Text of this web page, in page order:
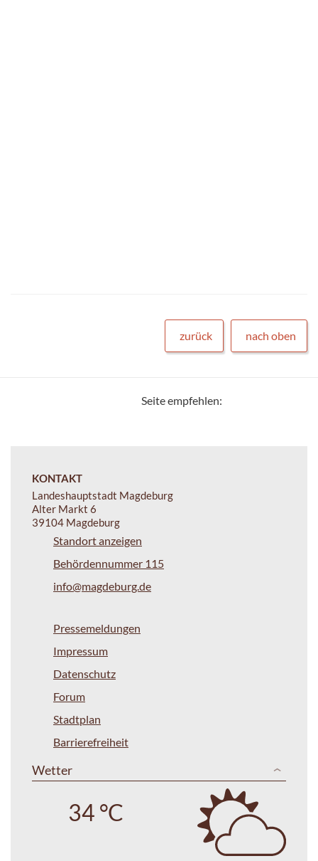
zurück nach oben
Seite empfehlen:
KONTAKT
Landeshauptstadt Magdeburg
Alter Markt 6
39104 Magdeburg
Standort anzeigen
Behördennummer 115
info@magdeburg.de
Pressemeldungen
Impressum
Datenschutz
Forum
Stadtplan
Barrierefreiheit
Wetter
34 °C